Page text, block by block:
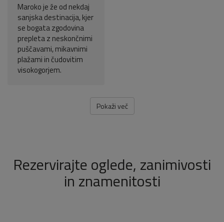
Maroko je že od nekdaj
sanjska destinacija, kjer
se bogata zgodovina
prepleta z neskončnimi
puščavami, mikavnimi
plažami in čudovitim
visokogorjem.
Pokaži več
Rezervirajte oglede, zanimivosti
in znamenitosti